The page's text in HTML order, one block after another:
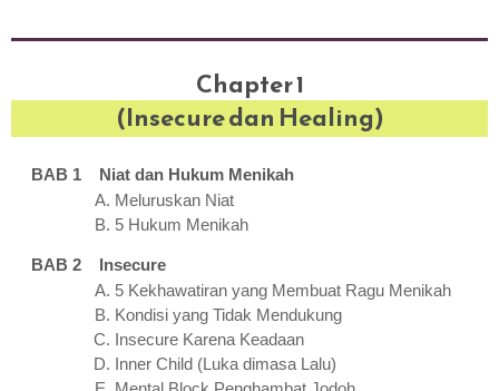
Chapter 1
(Insecure dan Healing)
BAB 1 Niat dan Hukum Menikah
Meluruskan Niat
5 Hukum Menikah
BAB 2 Insecure
5 Kekhawatiran yang Membuat Ragu Menikah
Kondisi yang Tidak Mendukung
Insecure Karena Keadaan
Inner Child (Luka dimasa Lalu)